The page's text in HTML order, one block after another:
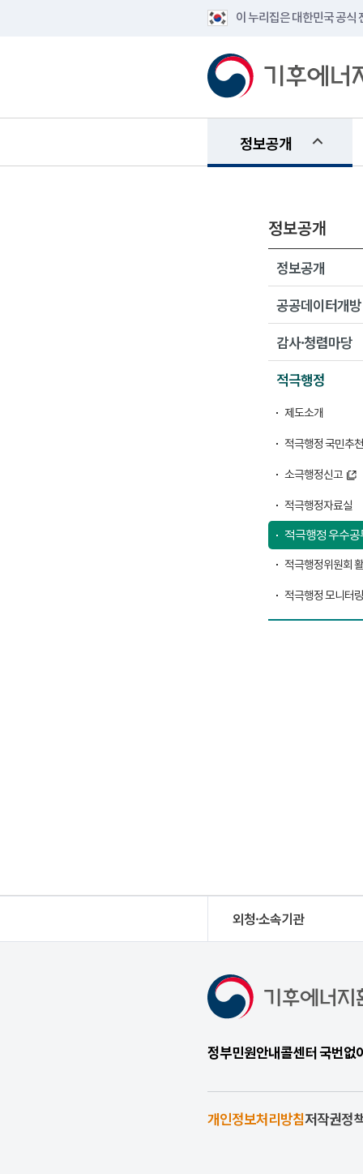
이 누리집은 대한민국 공식
정보공개
정보공개
정보공개
공공데이터개방
감사·청렴마당
적극행정
제도소개
적극행정 국민추천
소극행정신고
적극행정자료실
적극행정 우수공
적극행정위원회
적극행정 모니터
외청·소속기관
정부민원안내콜센터 국번
개인정보처리방침저작권정